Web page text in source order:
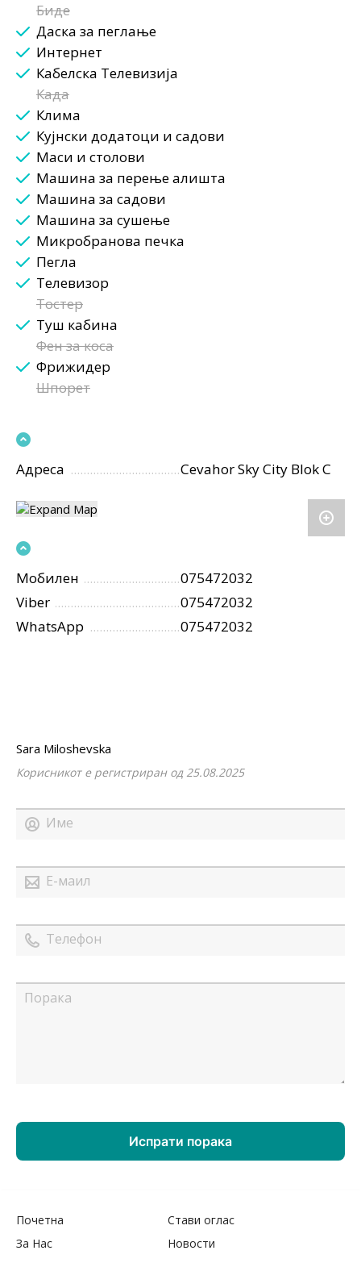
Биде
Даска за пеглање
Интернет
Кабелска Телевизија
Када
Клима
Кујнски додатоци и садови
Маси и столови
Машина за перење алишта
Машина за садови
Машина за сушење
Микробранова печка
Пегла
Телевизор
Тостер
Туш кабина
Фен за коса
Фрижидер
Шпорет
Адреса Cevahor Sky City Blok C
Мобилен
075472032
Viber
075472032
WhatsApp
075472032
Sara Miloshevska
Корисникот е регистриран од 25.08.2025
Почетна
Стави оглас
За Нас
Новости